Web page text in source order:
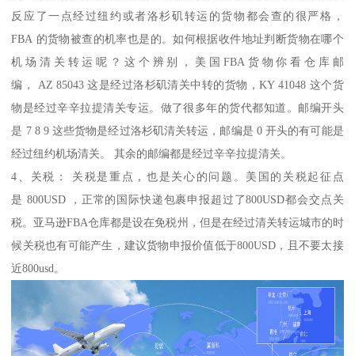
反应了一点经过纽约或者洛杉矶转运的货物都会查的很严格，
FBA 的货物被查的机率也是的。如何根据收件地址判断货物在哪个
机场清关转运呢？这个辨别，美国FBA货物你看仓库邮
编， AZ 85043 这是经过洛杉矶清关中转的货物，KY 41048 这个货
物是经过辛辛拉提清关专运。做了很多年的货代都知道。邮编开头
是 7 8 9 这些货物是经过洛杉矶清关转运，邮编是 0 开头的有可能是
经过纽约机场清关。 其余的邮编都是经过辛辛拉提清关。
4、关税： 关税是重点，也是关心的问题。美国的关税起征点
是 800USD ，正常的国际快递包裹申报超过了800USD都会交点关
税。亚马逊FBA仓库都是设在免税州，但是在经过清关转运城市的时
候关税也有可能产生，建议货物申报价值低于800USD，且不要太接
近800usd。